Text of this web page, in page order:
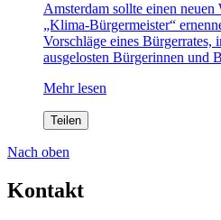
Amsterdam sollte einen
„Klima-Bürgermeister“
Vorschläge eines Bürgerrates,
ausgelosten Bürgerinnen und
Mehr lesen
Teilen
Nach oben
Kontakt